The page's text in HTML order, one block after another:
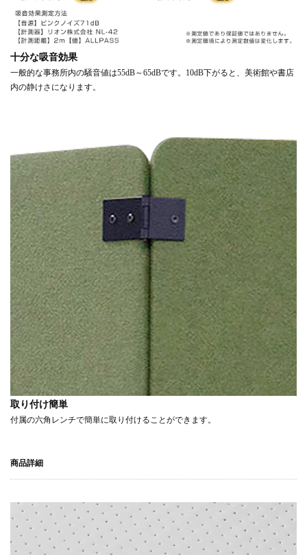
十分な吸音効果
一般的な事務所内の騒音値は55dB～65dBです。10dB下がると、美術館や書店
内の静けさになります。
取り付け簡単
付属の六角レンチで簡単に取り付けることができます。
商品詳細